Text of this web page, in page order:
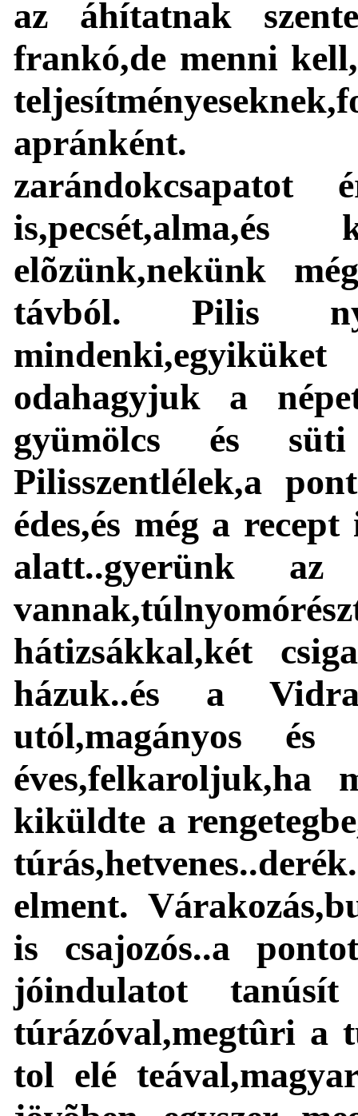
az áhítatnak
frankó,de menni
apránként.
is,pecsét,alma,és
elõzünk,nekünk
távból. Pilis
odahagyjuk a
gyümölcs és
Pilisszentlélek,a
édes,és még a
alatt..gyerünk
hátizsákkal,két
házuk..és a
utól,magányos
éves,felkaroljuk,ha
kiküldte a
elment.
is csajozós..a
jóindulatot
túrázóval,megtûri a
tol elé